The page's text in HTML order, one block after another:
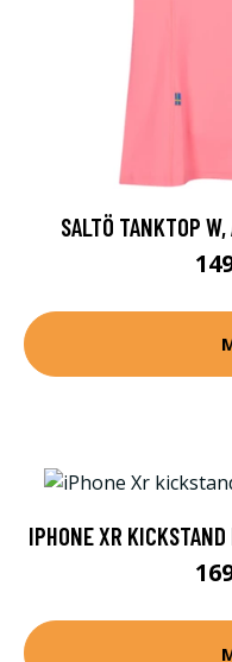
SALTÖ TANKTOP
IPHONE XR